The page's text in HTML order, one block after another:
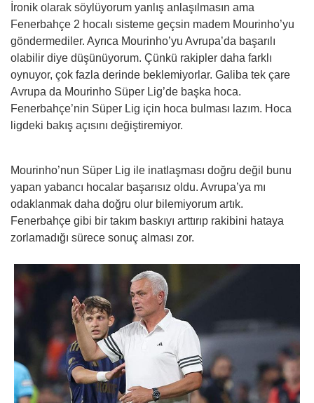
İronik olarak söylüyorum yanlış anlaşılmasın ama
Fenerbahçe 2 hocalı sisteme geçsin madem Mourinho’yu
göndermediler. Ayrıca Mourinho’yu Avrupa’da başarılı
olabilir diye düşünüyorum. Çünkü rakipler daha farklı
oynuyor, çok fazla derinde beklemiyorlar. Galiba tek çare
Avrupa da Mourinho Süper Lig’de başka hoca.
Fenerbahçe’nin Süper Lig için hoca bulması lazım. Hoca
ligdeki bakış açısını değiştiremiyor.
Mourinho’nun Süper Lig ile inatlaşması doğru değil bunu
yapan yabancı hocalar başarısız oldu. Avrupa’ya mı
odaklanmak daha doğru olur bilemiyorum artık.
Fenerbahçe gibi bir takım baskıyı arttırıp rakibini hataya
zorlamadığı sürece sonuç alması zor.